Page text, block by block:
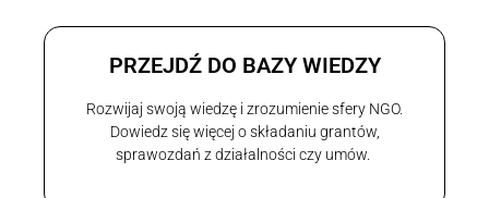
PRZEJDŹ DO BAZY WIEDZY
Rozwijaj swoją wiedzę i zrozumienie sfery NGO.
Dowiedz się więcej o składaniu grantów,
sprawozdań z działalności czy umów.